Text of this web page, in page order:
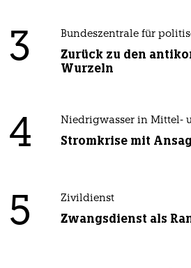
3 Bundeszentrale für
Zurück zu den
Wurzeln
4 Niedrigwasser in Mittel-
Stromkrise mit
5 Zivildienst
Zwangsdienst als